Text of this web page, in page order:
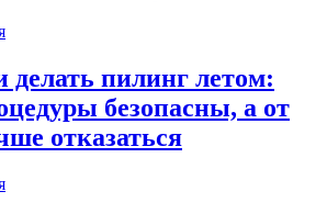
пилинг летом:
безопасны, а от
отказаться